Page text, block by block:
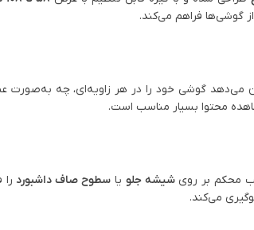
گوشی‌ها فراهم می‌کند.
می‌دهد گوشی خود را در هر زاویه‌ای، چه به‌صورت
محتوا بسیار مناسب است.
محکم بر رویشیشه جلو یا سطوح صاف داشبورد
می‌کند.